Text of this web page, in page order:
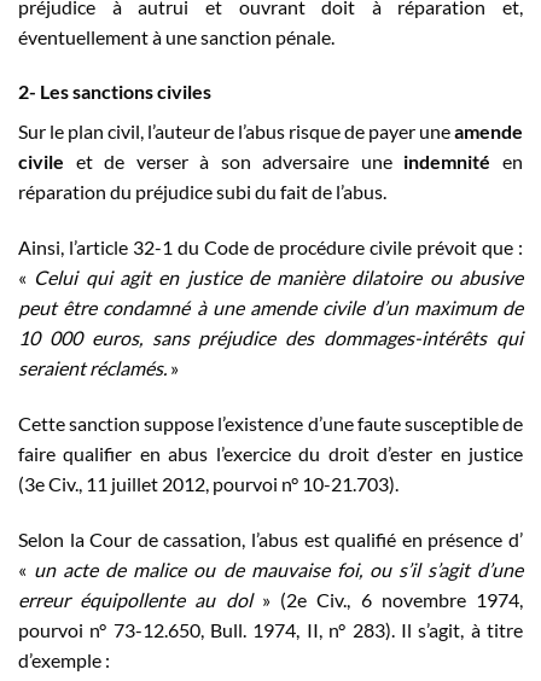
préjudice à autrui et ouvrant doit à réparation et,
éventuellement à une sanction pénale.
2- Les sanctions civiles
Sur le plan civil, l’auteur de l’abus risque de payer uneamende
civile et de verser à son adversaire une indemnité en
réparation du préjudice subi du fait de l’abus.
Ainsi, l’article 32-1 du Code de procédure civile prévoit que :
« Celui qui agit en justice de manière dilatoire ou abusive
peut être condamné à une amende civile d’un maximum de
10 000 euros, sans préjudice des dommages-intérêts qui
seraient réclamés. »
Cette sanction suppose l’existence d’une faute susceptible de
faire qualifier en abus l’exercice du droit d’ester en justice
(3e Civ., 11 juillet 2012, pourvoi n° 10-21.703).
Selon la Cour de cassation, l’abus est qualifié en présence d’
« un acte de malice ou de mauvaise foi, ou s’il s’agit d’une
erreur équipollente au dol» (2e Civ., 6 novembre 1974,
pourvoi n° 73-12.650, Bull. 1974, II, n° 283). Il s’agit, à titre
d’exemple :